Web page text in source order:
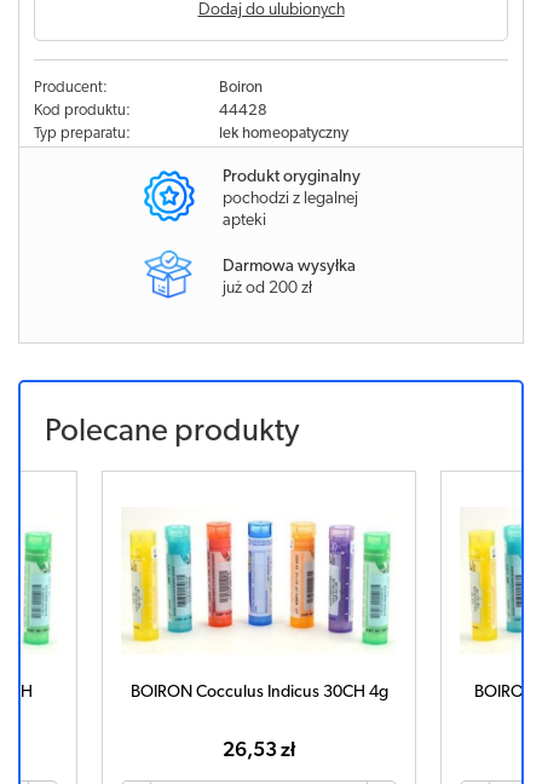
Dodaj do ulubionych
Producent:
Boiron
Kod produktu:
44428
Typ preparatu:
lek homeopatyczny
Produkt oryginalny
pochodzi z legalnej
apteki
Darmowa wysyłka
już od 200 zł
Polecane produkty
BOIRON Cocculus Indicus 30CH 4g
26,53 zł